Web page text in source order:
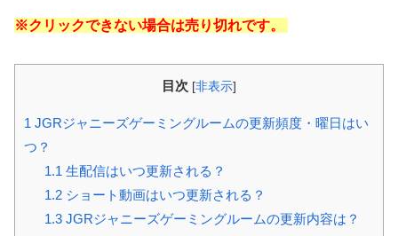
※クリックできない場合は売り切れです。
目次 [非表示]
1 JGRジャニーズゲーミングルームの更新頻度・曜日はい
つ？
1.1生配信はいつ更新される？
1.2ショート動画はいつ更新される？
1.3JGRジャニーズゲーミングルームの更新内容は？